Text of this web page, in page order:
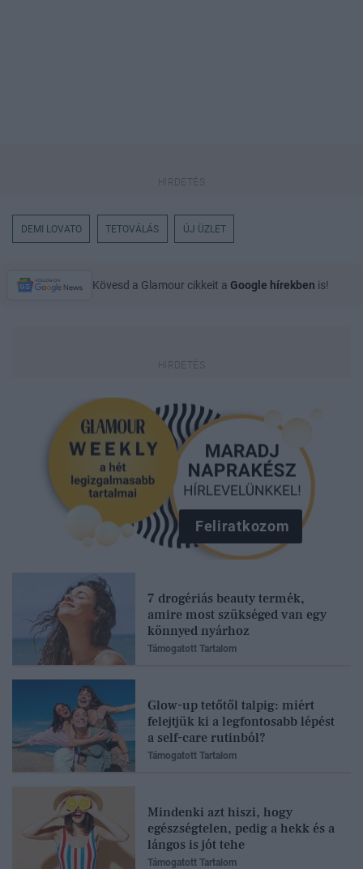
DEMI LOVATO TETOVÁLÁS ÚJ ÜZLET
Kövesd a Glamour cikkeit a Google hírekben is!
Feliratkozom
7 drogériás beauty termék,
amire most szükséged van egy
könnyed nyárhoz
Támogatott Tartalom
Glow-up tetőtől talpig: miért
felejtjük ki a legfontosabb lépést
a self-care rutinból?
Támogatott Tartalom
Mindenki azt hiszi, hogy
egészségtelen, pedig a hekk és a
lángos is jót tehe
Támogatott Tartalom